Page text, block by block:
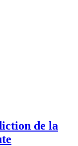
de la